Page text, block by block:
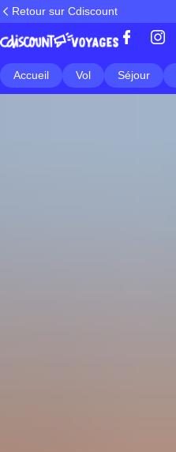
Retour sur Cdiscount
Accueil Vol Séjour